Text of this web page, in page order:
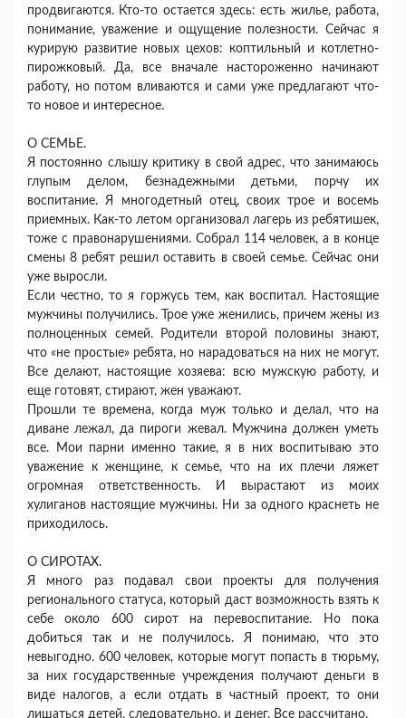
продвигаются. Кто-то остается здесь: есть жилье, работа,
понимание, уважение и ощущение полезности. Сейчас я
курирую развитие новых цехов: коптильный и котлетно-
пирожковый. Да, все вначале настороженно начинают
работу, но потом вливаются и сами уже предлагают что-
то новое и интересное.
О СЕМЬЕ.
Я постоянно слышу критику в свой адрес, что занимаюсь
глупым делом, безнадежными детьми, порчу их
воспитание. Я многодетный отец, своих трое и восемь
приемных. Как-то летом организовал лагерь из ребятишек,
тоже с правонарушениями. Собрал 114 человек, а в конце
смены 8 ребят решил оставить в своей семье. Сейчас они
уже выросли.
Если честно, то я горжусь тем, как воспитал. Настоящие
мужчины получились. Трое уже женились, причем жены из
полноценных семей. Родители второй половины знают,
что «не простые» ребята, но нарадоваться на них не могут.
Все делают, настоящие хозяева: всю мужскую работу, и
еще готовят, стирают, жен уважают.
Прошли те времена, когда муж только и делал, что на
диване лежал, да пироги жевал. Мужчина должен уметь
все. Мои парни именно такие, я в них воспитываю это
уважение к женщине, к семье, что на их плечи ляжет
огромная ответственность. И вырастают из моих
хулиганов настоящие мужчины. Ни за одного краснеть не
приходилось.
О СИРОТАХ.
Я много раз подавал свои проекты для получения
регионального статуса, который даст возможность взять к
себе около 600 сирот на перевоспитание. Но пока
добиться так и не получилось. Я понимаю, что это
невыгодно. 600 человек, которые могут попасть в тюрьму,
за них государственные учреждения получают деньги в
виде налогов, а если отдать в частный проект, то они
лишаться детей, следовательно, и денег. Все рассчитано.